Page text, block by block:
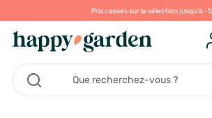
Prix cassés sur la sélection jusqu'à -